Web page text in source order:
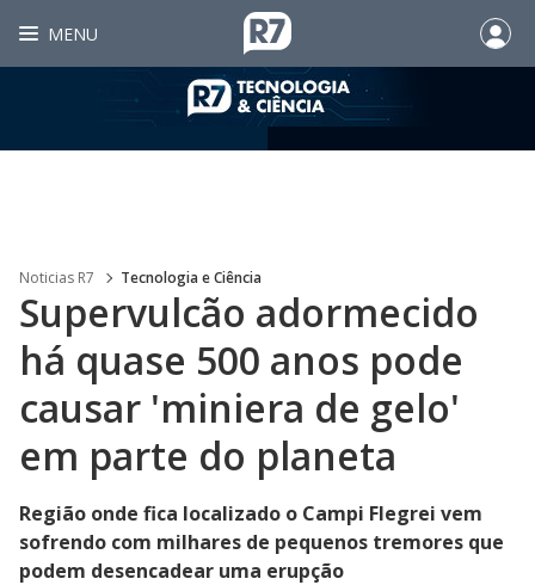
MENU
Noticias R7 Tecnologia e Ciência
Supervulcão adormecido
há quase 500 anos pode
causar 'miniera de gelo'
em parte do planeta
Região onde fica localizado o Campi Flegrei vem
sofrendo com milhares de pequenos tremores que
podem desencadear uma erupção